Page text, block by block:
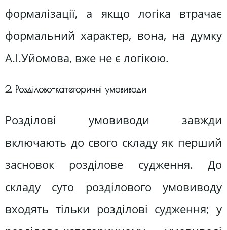
формалізації, а якщо логіка втрачає
формальний характер, вона, на думку
А.І.Уйомова, вже не є логікою.
2. Розділово-категоричні умовиводи
Розділові умовиводи завжди
включають до свого складу як перший
засновок розділове судження. До
складу суто розділового умовиводу
входять тільки розділові судження; у